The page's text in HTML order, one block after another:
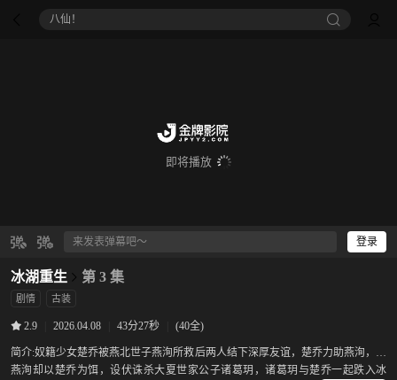
八仙！
即将播放
登录
冰湖重生 第 3 集
剧情 古装
2.9 2026.04.08 43分27秒 (40全)
简介:奴籍少女楚乔被燕北世子燕洵所救后两人结下深厚友谊，楚乔力助燕洵，但
燕洵却以楚乔为饵，设伏诛杀大夏世家公子诸葛玥，诸葛玥与楚乔一起跌入冰